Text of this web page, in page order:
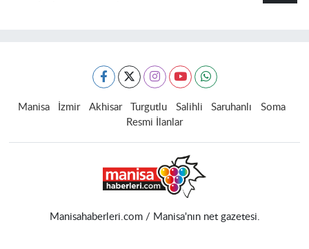
Manisa İzmir Akhisar Turgutlu Salihli Saruhanlı
Soma
Resmi İlanlar
Manisahaberleri.com / Manisa'nın net gazetesi.